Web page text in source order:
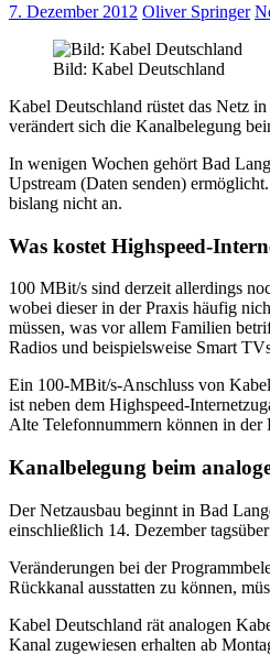
7. Dezember 2012 Oliver Springer
Bild: Kabel Deutschland
Kabel Deutschland rüstet das Netz
verändert sich die Kanalbelegung
In wenigen Wochen gehört Bad
Upstream (Daten senden)
bislang nicht an.
Was kostet Highspeed-
100 MBit/s sind derzeit allerdings
wobei dieser in der Praxis häufig
müssen, was vor allem Familien
Radios und beispielsweise Smart
Ein 100-MBit/s-Anschluss von
ist neben dem Highspeed-
Alte Telefonnummern können in der
Kanalbelegung beim
Der Netzausbau beginnt in Bad
einschließlich 14. Dezember
Veränderungen bei der
Rückkanal ausstatten zu können,
Kabel Deutschland rät analogen
Kanal zugewiesen erhalten ab